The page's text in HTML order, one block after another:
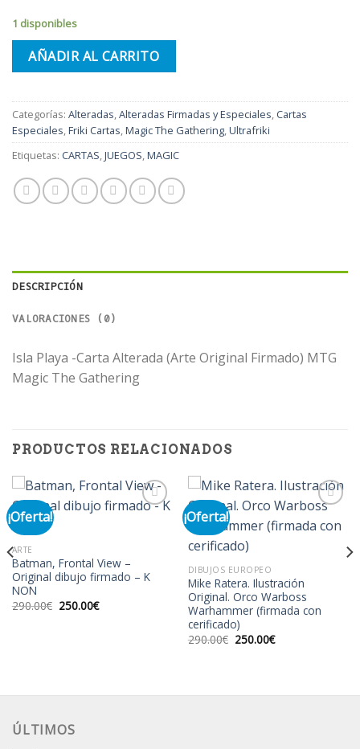
1 disponibles
AÑADIR AL CARRITO
Categorías: Alteradas,Alteradas Firmadas y Especiales, Cartas
Especiales,Friki Cartas,Magic The Gathering,Ultrafriki
Etiquetas: CARTAS,JUEGOS,MAGIC
DESCRIPCIÓN
VALORACIONES (0)
Isla Playa -Carta Alterada (Arte Original Firmado) MTG
Magic The Gathering
PRODUCTOS RELACIONADOS
¡Oferta!
deseos
ARTE
Batman, Frontal View –
Original dibujo firmado – K
NON
290.00€ El
precio
250.00€El
precio
¡Oferta!
DIBUJOS EUROPEO
Mike Ratera. Ilustración
Original. Orco Warboss
Warhammer (firmada con
cerificado)
290.00€ El
precio
250.00€El
precio
ÚLTIMOS